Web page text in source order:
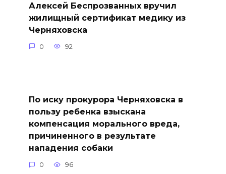
Алексей Беспрозванных вручил
жилищный сертификат медику из
Черняховска
0 92
По иску прокурора Черняховска в
пользу ребенка взыскана
компенсация морального вреда,
причиненного в результате
нападения собаки
0 96